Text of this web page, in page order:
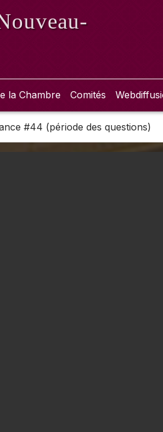
la Chambre Comités
#44 (période des questions)